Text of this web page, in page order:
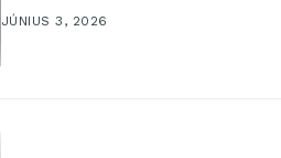
JÚNIUS 3, 2026